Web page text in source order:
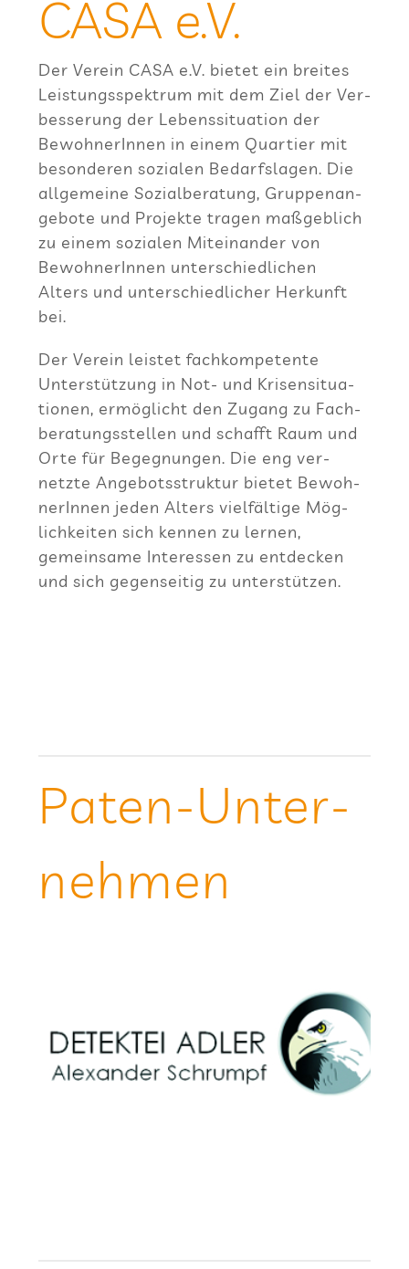
CASA e.V.
Der Ver­ein CASA e.V. bie­tet ein brei­tes
Leis­tungs­spek­trum mit dem Ziel der Ver­
bes­se­rung der Lebens­si­tua­tion der
Bewoh­ne­rIn­nen in einem Quar­tier mit
beson­de­ren sozia­len Bedarfs­la­gen. Die
all­ge­meine Sozi­al­be­ra­tung, Grup­pen­an­
ge­bote und Pro­jekte tra­gen maß­geb­lich
zu einem sozia­len Mit­ein­an­der von
Bewoh­ne­rIn­nen unter­schied­li­chen
Alters und unter­schied­li­cher Her­kunft
bei.
Der Ver­ein leis­tet fach­kom­pe­tente
Unter­stüt­zung in Not- und Kri­sen­si­tua­
tio­nen, ermög­licht den Zugang zu Fach­
be­ra­tungs­stel­len und schafft Raum und
Orte für Begeg­nun­gen. Die eng ver­
netzte Ange­bots­struk­tur bie­tet Bewoh­
ne­rIn­nen jeden Alters viel­fäl­tige Mög­
lich­kei­ten sich ken­nen zu ler­nen,
gemein­same Inter­es­sen zu ent­de­cken
und sich gegen­sei­tig zu unterstützen.
Paten-Unter­
neh­men